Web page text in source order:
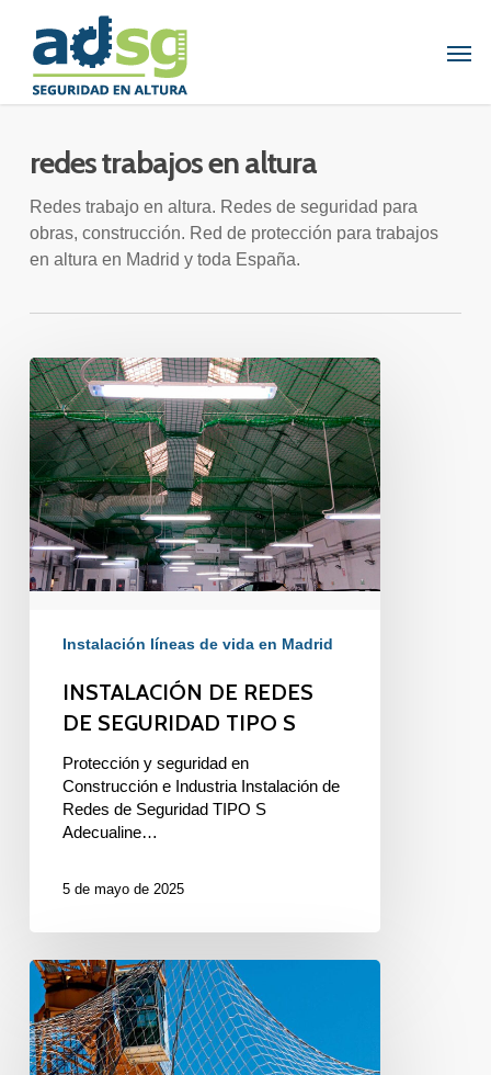
main
content
redes trabajos en altura
Redes trabajo en altura. Redes de seguridad para
obras, construcción. Red de protección para trabajos
en altura en Madrid y toda España.
INSTALACIÓN
DE
REDES
DE
SEGURIDAD
TIPO
S
Instalación líneas de vida en Madrid
INSTALACIÓN DE REDES
DE SEGURIDAD TIPO S
Protección y seguridad en
Construcción e Industria Instalación de
Redes de Seguridad TIPO S
Adecualine…
5 de mayo de 2025
¿POR
QUÉ
INSTALAR
REDES
DE